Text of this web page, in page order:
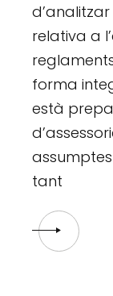
relativa a
forma
està
tant